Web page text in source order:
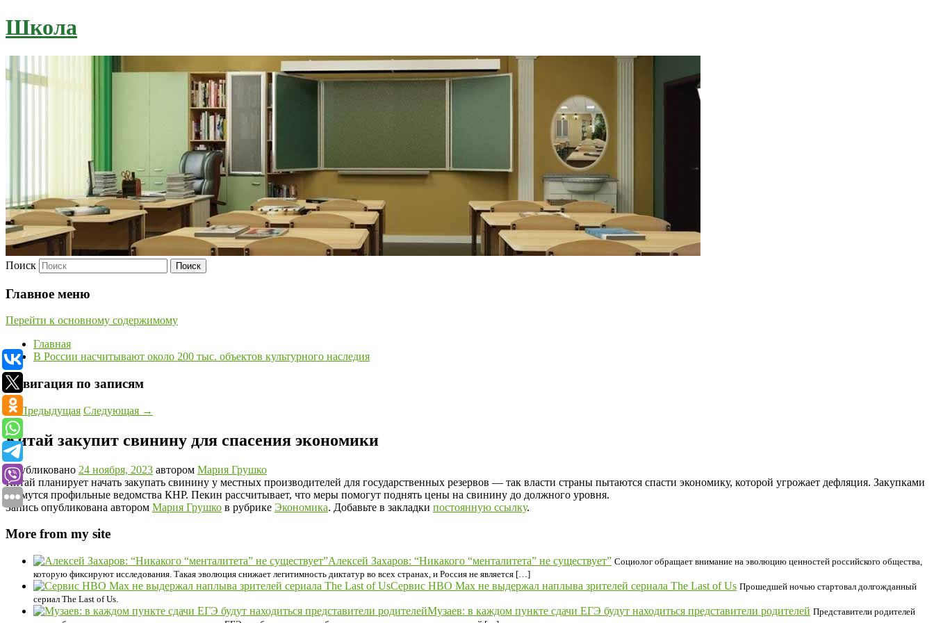
Школа
Поиск
Главное меню
Перейти к основному содержимому
Главная
В России насчитывают около 200 тыс. объектов культурного наследия
Навигация по записям
←Предыдущая Следующая →
Китай закупит свинину для спасения экономики
Опубликовано 24 ноября, 2023 автором Мария Грушко
Китай планирует начать закупать свинину у местных производителей для государственных резервов — так власти страны пытаются спасти экономику, которой угрожает дефляция. Закупками
займутся профильные ведомства КНР. Пекин рассчитывает, что меры помогут поднять цены на свинину до должного уровня.
Запись опубликована автором Мария Грушко в рубрике Экономика. Добавьте в закладки постоянную ссылку.
More from my site
Алексей Захаров: “Никакого “менталитета” не существует” Социолог обращает внимание на эволюцию ценностей российского общества,
которую фиксируют исследования. Такая эволюция снижает легитимность диктатур во всех странах, и Россия не является […]
Сервис HBO Max не выдержал наплыва зрителей сериала The Last of Us Прошедшей ночью стартовал долгожданный
сериал The Last of Us.
Музаев: в каждом пункте сдачи ЕГЭ будут находиться представители родителей Представители родителей